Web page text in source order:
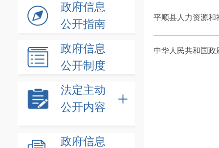
政府信息
公开指南
政府信息
公开制度
法定主动
公开内容
政府信息
平顺县人力资源和
中华人民共和国政